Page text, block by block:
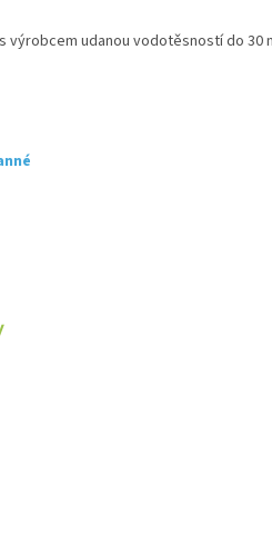
udanou vodotěsností do 30